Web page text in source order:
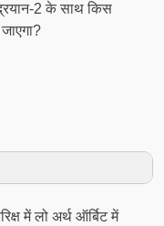
2 के साथ किस
में लो अर्थ ऑर्बिट में